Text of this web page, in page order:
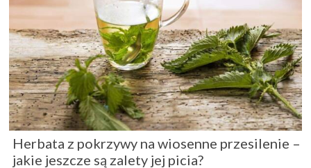
Herbata z pokrzywy na wiosenne przesilenie –
jakie jeszcze są zalety jej picia?